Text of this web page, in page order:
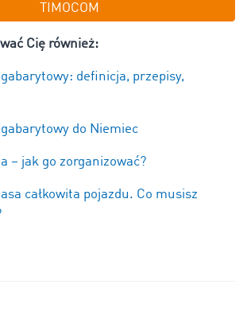
TIMOCOM
Cię również:
definicja, przepisy,
do Niemiec
– jak go zorganizować?
całkowita pojazdu. Co musisz